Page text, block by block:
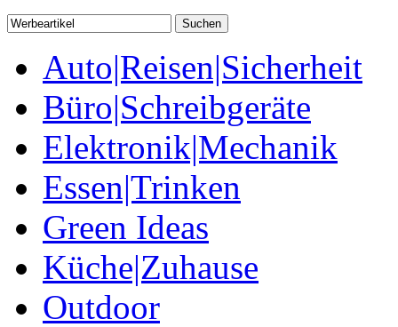
Auto|Reisen|Sicherheit
Büro|Schreibgeräte
Elektronik|Mechanik
Essen|Trinken
Green Ideas
Küche|Zuhause
Outdoor